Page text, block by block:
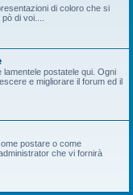
di coloro che si
di voi....
postatele qui. Ogni
e migliorare il forum ed il
postare o come
che vi fornirà